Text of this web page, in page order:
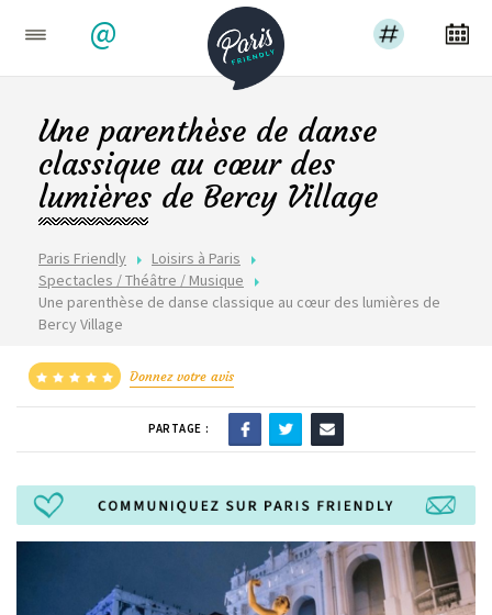
@
Paris Friendly
Loisirs à Paris
Spectacles / Théâtre / Musique
Une parenthèse de danse classique au cœur des lumières de
Bercy Village
Une parenthèse de danse
classique au cœur des
lumières de Bercy Village
Donnez votre avis
PARTAGE :